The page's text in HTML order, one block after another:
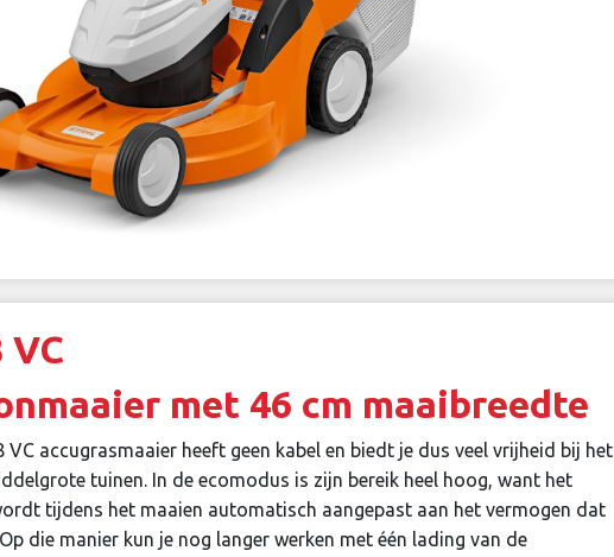
VC
met 46 cm maaibreedte
VC accugrasmaaier heeft geen kabel en biedt je dus veel vrijheid bij het
tuinen. In de ecomodus is zijn bereik heel hoog, want het
tijdens het maaien automatisch aangepast aan het vermogen dat
die manier kun je nog langer werken met één lading van de